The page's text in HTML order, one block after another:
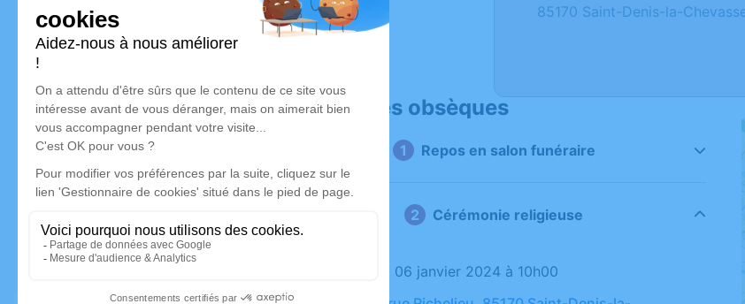
85170 Saint-Denis-la-
Déroulé des obsèques
Repos en salon funéraire
Cérémonie religieuse
Le samedi 06 janvier 2024 à 10h00